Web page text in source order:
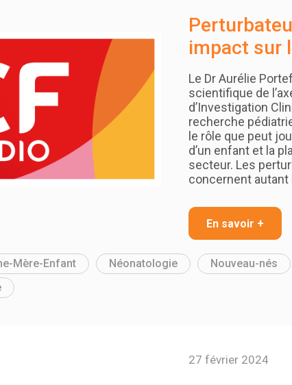
impact sur
Le Dr Aurélie
scientifique de
d’Investigation
recherche
le rôle que peut
d’un enfant et la
secteur. Les
concernent autant
En savoir +
Mère-Enfant Néonatologie Nouveau-nés
27 février 2024